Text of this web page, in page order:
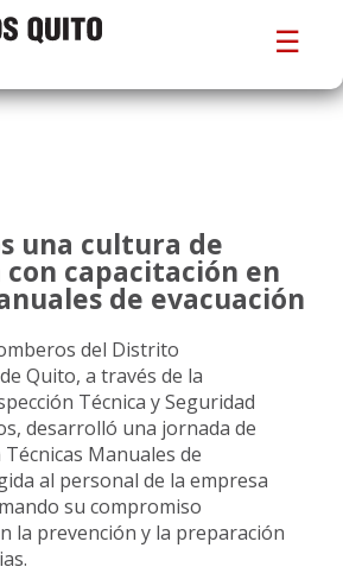
☰
una cultura de
capacitación en
de evacuación
del Distrito
Quito, a través de la
Técnica y Seguridad
desarrolló una jornada de
Manuales de
al personal de la empresa
su compromiso
la prevención y la preparación